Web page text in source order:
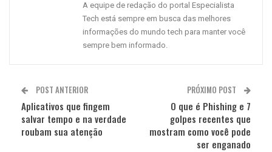
A equipe de redação do portal Especialista
Tech está sempre em busca das melhores
informações do mundo tech para manter você
sempre bem informado.
POST ANTERIOR
Aplicativos que fingem
salvar tempo e na verdade
roubam sua atenção
PRÓXIMO POST
O que é Phishing e 7
golpes recentes que
mostram como você pode
ser enganado